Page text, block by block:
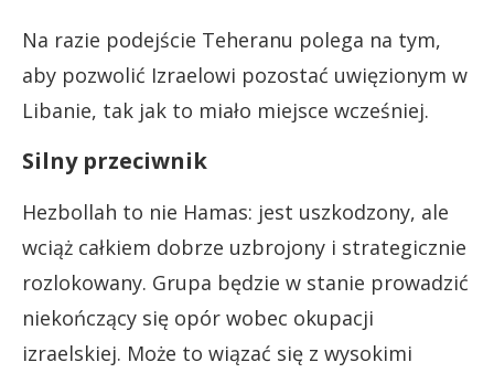
Na razie podejście Teheranu polega na tym,
aby pozwolić Izraelowi pozostać uwięzionym w
Libanie, tak jak to miało miejsce wcześniej.
Silny przeciwnik
Hezbollah to nie Hamas: jest uszkodzony, ale
wciąż całkiem dobrze uzbrojony i strategicznie
rozlokowany. Grupa będzie w stanie prowadzić
niekończący się opór wobec okupacji
izraelskiej. Może to wiązać się z wysokimi